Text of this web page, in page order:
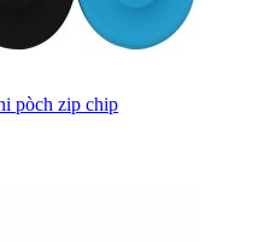
pòch zip chip